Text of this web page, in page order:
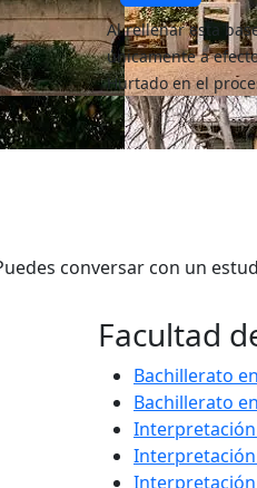
Al rellenar esta
únicamente a
Hurtado en el
conversar con un
Facultad
Bachillerato
Bachillerato